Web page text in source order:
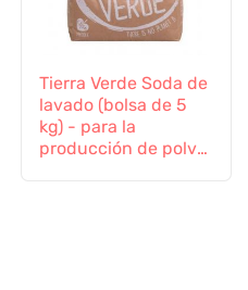
Tierra Verde Soda de
lavado (bolsa de 5
kg) - para la
producción de polvo